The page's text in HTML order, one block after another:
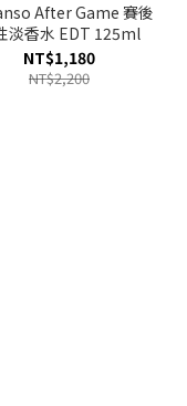
After Game 賽後
淡香水 EDT 125ml
NT$1,180
NT$2,200